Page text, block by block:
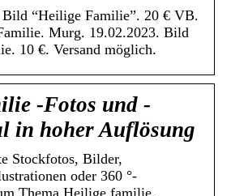
Bild “Heilige Familie”. 20 € VB.
Murg. 19.02.2023. Bild
10 €. Versand möglich.
-Fotos und -
in hoher Auflösung
Stockfotos, Bilder,
oder 360 °-